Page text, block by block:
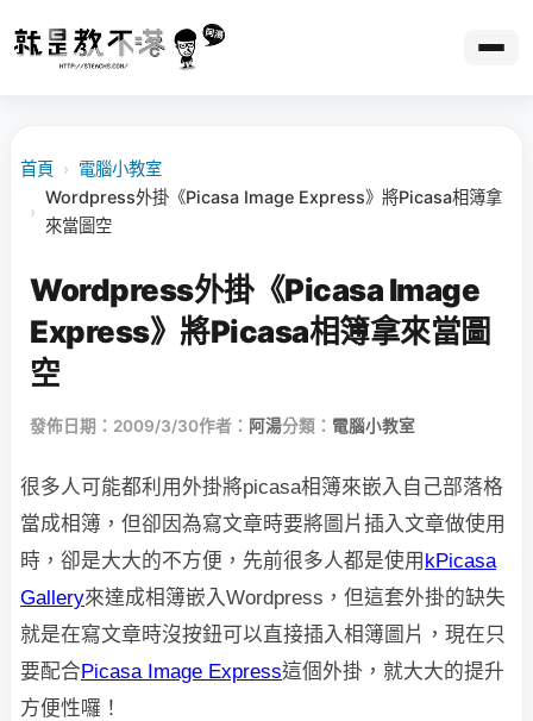
首頁 › 電腦小教室
›
Wordpress外掛《Picasa Image Express》將Picasa相簿拿
來當圖空
Wordpress外掛《Picasa Image
Express》將Picasa相簿拿來當圖
空
發佈日期：2009/3/30作者： 阿湯分類： 電腦小教室
很多人可能都利用外掛將picasa相簿來嵌入自己部落格
當成相簿，但卻因為寫文章時要將 圖片 插入文章做使用
時，卻是大大的不方便，先前很多人都是使用 kPicasa
Gallery來達成相簿嵌入Wordpress，但這套外掛的缺失
就是在寫文章時沒按鈕可以直接插入相簿圖片，現在只
要配合Picasa Image Express這個外掛，就大大的提升
方便性囉！